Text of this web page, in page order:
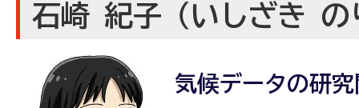
石崎 紀子（いしざき の
気候データの研